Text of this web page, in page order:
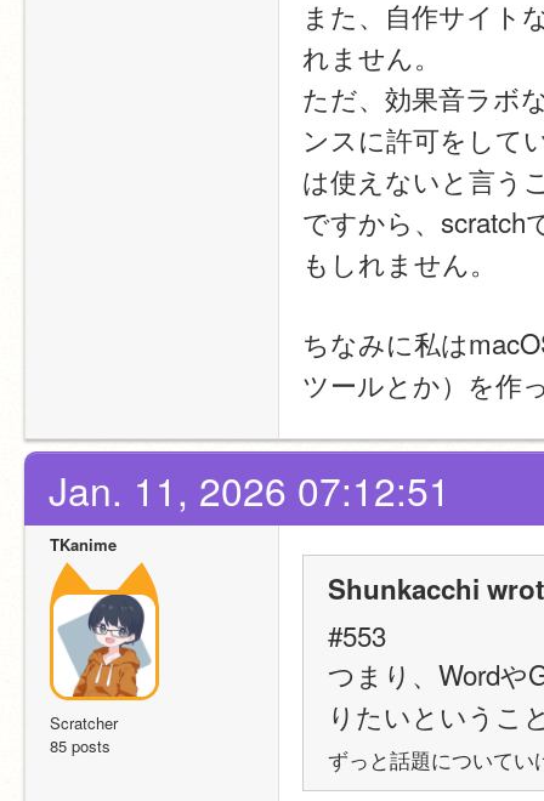
また、自作サイト
れません。
ただ、効果音ラボ
ンスに許可をして
は使えないと言う
ですから、scratch
もしれません。
ちなみに私は
ツールとか）を作
Jan. 11, 2026 07:12:51
TKanime
Scratcher
85 posts
Shunkacchi
#553
つまり、Wordや
りたいというこ
ずっと話題について